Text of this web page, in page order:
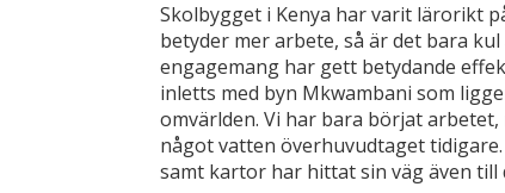
Skolbygget i Kenya har varit lärorikt
betyder mer arbete, så är det bara
engagemang har gett betydande
inletts med byn Mkwambani som
omvärlden. Vi har bara börjat
något vatten överhuvudtaget
samt kartor har hittat sin väg även till